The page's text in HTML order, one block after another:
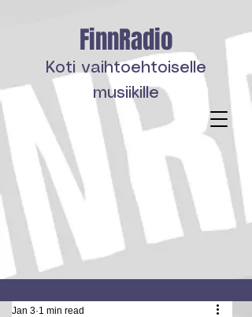
FinnRadio
Koti vaihtoehtoiselle
musiikille
Jan 3 1 min read